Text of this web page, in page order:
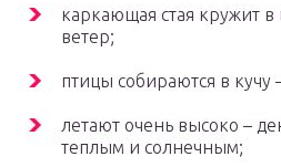
каркающая стая кружит в
ветер;
птицы собираются в кучу
летают очень высоко –
теплым и солнечным;